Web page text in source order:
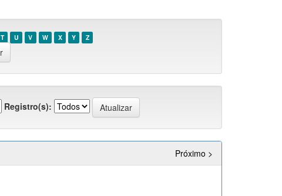
T U V W X Y Z
Registro(s):
Próximo >